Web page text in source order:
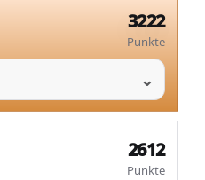
3222
Punkte
2612
Punkte